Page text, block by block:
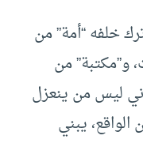
خلفه “أمة” من
و”مكتبة” من
ليس من ينعزل
يبني